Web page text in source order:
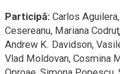
Participă: Carlos
Cesereanu, Mariana
Andrew K. Davidson,
Vlad Moldovan, Cosmina